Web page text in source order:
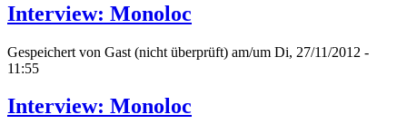
Interview: Monoloc
Gespeichert von Gast (nicht überprüft) am/um Di, 27/11/2012 -
11:55
Interview: Monoloc